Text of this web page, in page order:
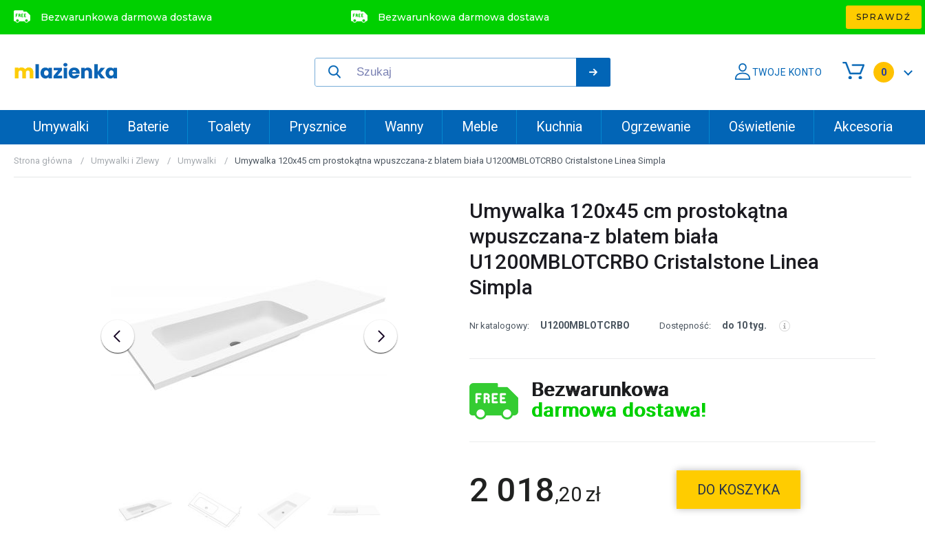
Bezwarunkowa darmowa dostawa Bezwarunkowa darmowa dostawa SPRAWDŹ
TWOJE KONTO 0
Umywalki Baterie Toalety Prysznice Wanny Meble Kuchnia Ogrzewanie Oświetlenie Akcesoria
Strona główna Umywalki i Zlewy Umywalki Umywalka 120x45 cm prostokątna wpuszczana-z blatem biała U1200MBLOTCRBO Cristalstone Linea Simpla
Umywalka 120x45 cm prostokątna
wpuszczana-z blatem biała
U1200MBLOTCRBO Cristalstone Linea
Simpla
Nr katalogowy: U1200MBLOTCRBO Dostępność: do 10 tyg.
Bezwarunkowa
darmowa dostawa!
2 018,20 zł DO KOSZYKA